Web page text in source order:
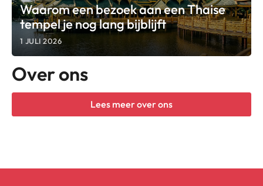
Waarom een bezoek aan een Thaise
tempel je nog lang bijblijft
1 JULI 2026
Over ons
Lees meer over ons